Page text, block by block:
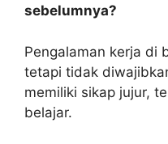
sebelumnya?
Pengalaman kerja di
tetapi tidak
memiliki sikap jujur,
belajar.